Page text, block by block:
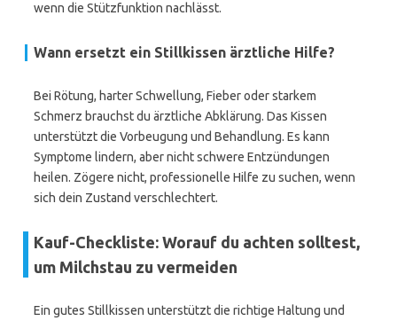
wenn die Stützfunktion nachlässt.
Wann ersetzt ein Stillkissen ärztliche Hilfe?
Bei Rötung, harter Schwellung, Fieber oder starkem
Schmerz brauchst du ärztliche Abklärung. Das Kissen
unterstützt die Vorbeugung und Behandlung. Es kann
Symptome lindern, aber nicht schwere Entzündungen
heilen. Zögere nicht, professionelle Hilfe zu suchen, wenn
sich dein Zustand verschlechtert.
Kauf-Checkliste: Worauf du achten solltest,
um Milchstau zu vermeiden
Ein gutes Stillkissen unterstützt die richtige Haltung und